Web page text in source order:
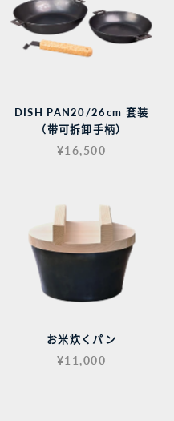
DISH PAN20/26cm 套装
（带可拆卸手柄）
¥16,500
お米炊くパン
¥11,000